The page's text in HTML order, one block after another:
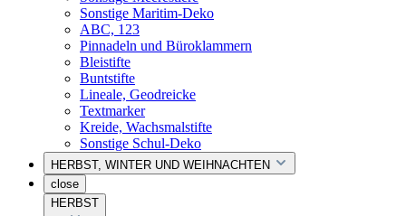
Sonstige Maritim-Deko
ABC, 123
Pinnadeln und Büroklammern
Bleistifte
Buntstifte
Lineale, Geodreicke
Textmarker
Kreide, Wachsmalstifte
Sonstige Schul-Deko
HERBST, WINTER UND WEIHNACHTEN
close
HERBST